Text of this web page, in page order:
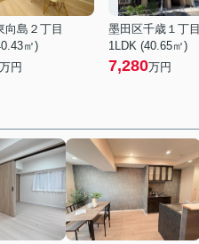
向島２丁目
㎡)
万円
墨田区千歳１丁目
1LDK (40.65㎡)
7,280万円